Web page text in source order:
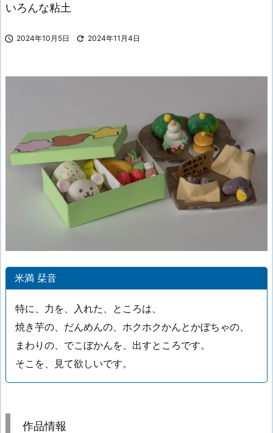
いろんな粘土
 2024年10月5日  2024年11月4日
米満 栞音
特に、力を、入れた、ところは、
焼き芋の、だんめんの、ホクホクかんとかぼちゃの、
まわりの、でこぼかんを、出すところです。
そこを、見て欲しいです。
作品情報